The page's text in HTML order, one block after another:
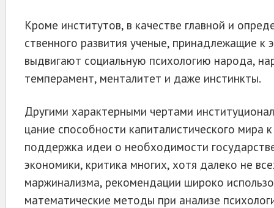
Кроме институтов, в качестве главной и
ственного развития ученые, принадлежащие к
вы­двигают социальную психологию народа,
темпера­мент, менталитет и даже инстинкты.
Другими характерными чертами
цание способности капиталистического мира
под­держка идеи о необходимости
эконо­мики, критика многих, хотя далеко не
маржинализма, рекомендации широко
математические методы при анализе